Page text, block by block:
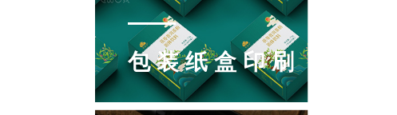
包装纸盒印刷